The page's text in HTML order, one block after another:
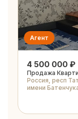
Агент
4 500 000 ₽
Продажа
Россия, респ
имени